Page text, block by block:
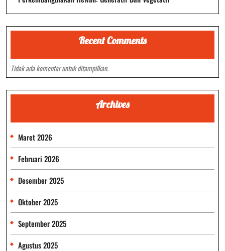
Recent Comments
Tidak ada komentar untuk ditampilkan.
Archives
Maret 2026
Februari 2026
Desember 2025
Oktober 2025
September 2025
Agustus 2025